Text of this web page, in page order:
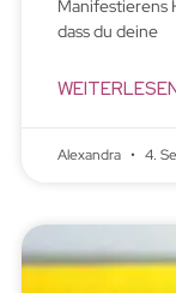
Manifestierens
dass du deine
Alexandra 4.